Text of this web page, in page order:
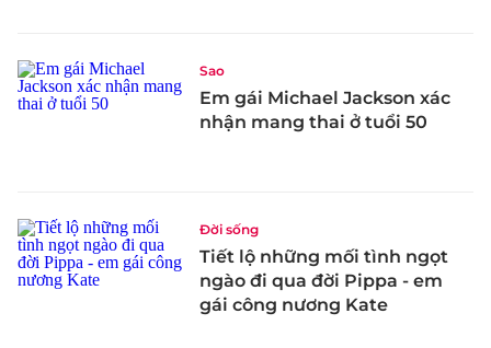
Sao
Em gái Michael Jackson xác
nhận mang thai ở tuổi 50
Đời sống
Tiết lộ những mối tình ngọt
ngào đi qua đời Pippa - em
gái công nương Kate